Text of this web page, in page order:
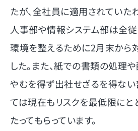
たが、全社員に適用されていた
人事部や情報システム部は全
環境を整えるために2月末から
した。また、紙での書類の処理
やむを得ず出社せざるを得な
ては現在もリスクを最低限にと
たってもらっています。